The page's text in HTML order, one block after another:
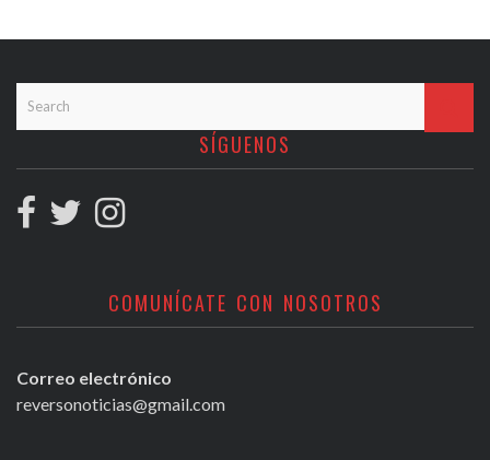
SÍGUENOS
COMUNÍCATE CON NOSOTROS
Correo electrónico
reversonoticias@gmail.com